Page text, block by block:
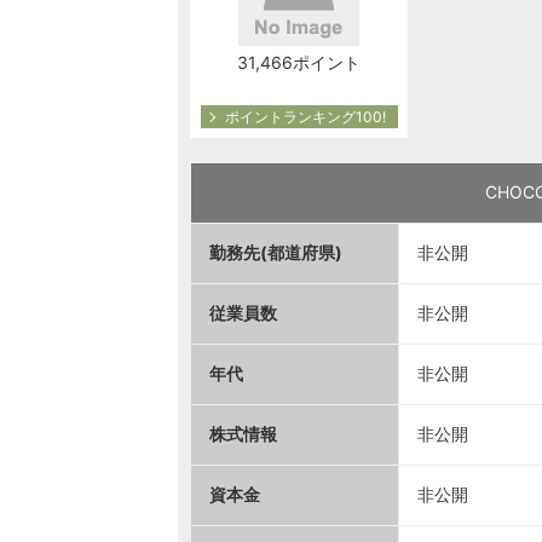
31,466ポイント
ポイントランキング100!
勤務先(都道府県) 非公開
従業員数 非公開
年代 非公開
株式情報 非公開
資本金 非公開